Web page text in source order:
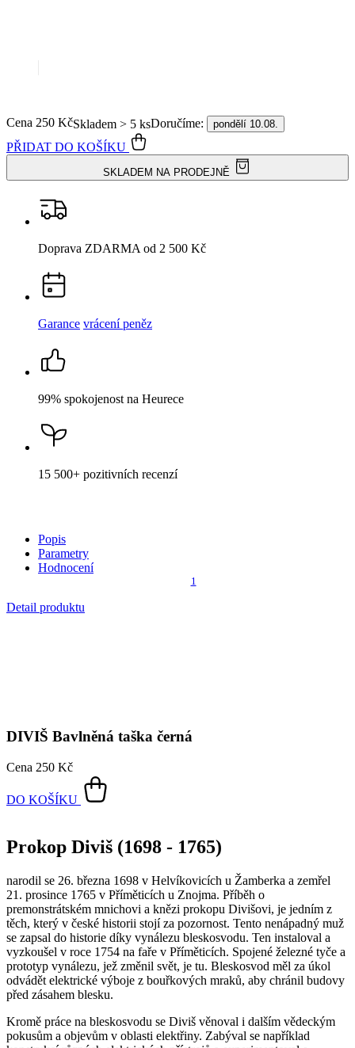
Skladem > 5 ksDoručíme: pondělí 10.08.
Cena 250 Kč
PŘIDAT DO KOŠÍKU
SKLADEM NA PRODEJNĚ
Doprava ZDARMA od 2 500 Kč
Garance vrácení peněz
99% spokojenost na Heurece
15 500+ pozitivních recenzí
Popis
Parametry
Hodnocení
1
Detail produktu
DIVIŠ Bavlněná taška černá
Cena 250 Kč
DO KOŠÍKU
Prokop Diviš (1698 - 1765)
narodil se 26. března 1698 v Helvíkovicích u Žamberka a zemřel
21. prosince 1765 v Příměticích u Znojma. Příběh o
premonstrátském mnichovi a knězi prokopu Divišovi, je jedním z
těch, který v české historii stojí za pozornost. Tento nenápadný muž
se zapsal do historie díky vynálezu bleskosvodu. Ten instaloval a
vyzkoušel v roce 1754 na faře v Příměticích. Spojené železné tyče a
prototyp vynálezu, jež změnil svět, je tu. Bleskosvod měl za úkol
odvádět elektrické výboje z bouřkových mraků, aby chránil budovy
před zásahem blesku.
Kromě práce na bleskosvodu se Diviš věnoval i dalším vědeckým
pokusům a objevům v oblasti elektřiny. Zabýval se například